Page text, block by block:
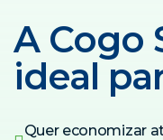
A Cogo
ideal
Quer economizar